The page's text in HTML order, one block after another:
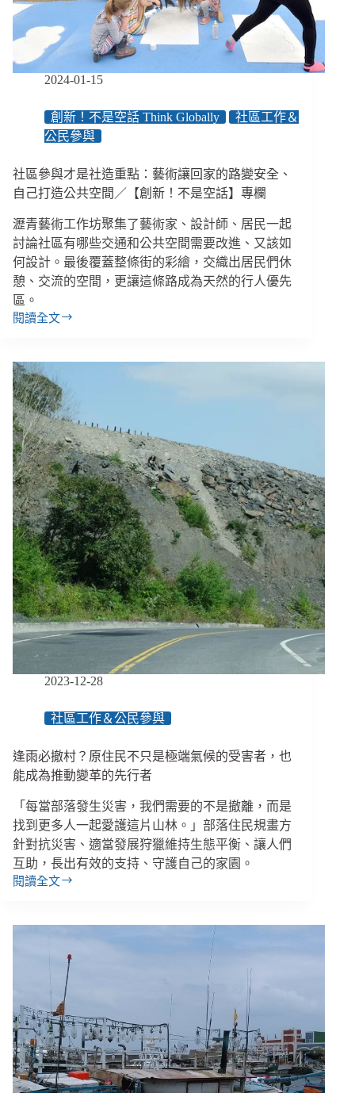
長
育
苗，
互
助
2024-01-15
創新！不是空話 Think Globally
社區工作＆
公民參與
社區參與才是社造重點：藝術讓回家的路變安全、
自己打造公共空間／【創新！不是空話】專欄
瀝青藝術工作坊聚集了藝術家、設計師、居民一起
討論社區有哪些交通和公共空間需要改進、又該如
何設計。最後覆蓋整條街的彩繪，交織出居民們休
憩、交流的空間，更讓這條路成為天然的行人優先
區。
閱讀全文
社
與
才
是
社
造
重
點：
藝
術
讓
回
家
的
路
變
安
全、
己
空
間
【創
新！
不
是
空
欄
2023-12-28
社區工作＆公民參與
逢雨必撤村？原住民不只是極端氣候的受害者，也
能成為推動變革的先行者
「每當部落發生災害，我們需要的不是撤離，而是
找到更多人一起愛護這片山林。」部落住民規畫方
針對抗災害、適當發展狩獵維持生態平衡、讓人們
互助，長出有效的支持、守護自己的家園。
閱讀全文
逢
民
不
只
是
極
端